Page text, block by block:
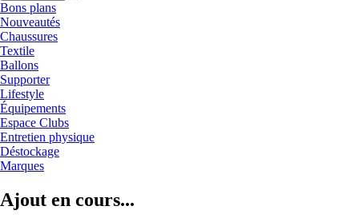
Bons plans
Nouveautés
Chaussures
Textile
Ballons
Supporter
Lifestyle
Équipements
Espace Clubs
Entretien physique
Déstockage
Marques
Ajout en cours...